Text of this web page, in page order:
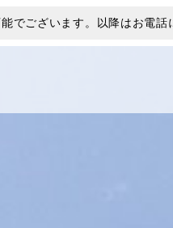
でございます。以降はお電話